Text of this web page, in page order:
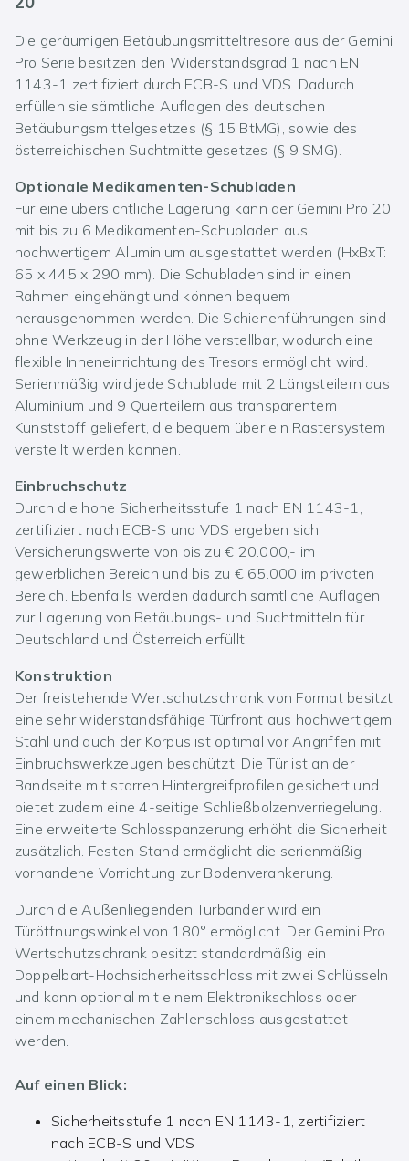
Die geräumigen Betäubungsmitteltresore aus der Gemini
Pro Serie besitzen den Widerstandsgrad 1 nach EN
1143-1 zertifiziert durch ECB-S und VDS. Dadurch
erfüllen sie sämtliche Auflagen des deutschen
Betäubungsmittelgesetzes (§ 15 BtMG), sowie des
österreichischen Suchtmittelgesetzes (§ 9 SMG).
Optionale Medikamenten-Schubladen
Für eine übersichtliche Lagerung kann der Gemini Pro 20
mit bis zu 6 Medikamenten-Schubladen aus
hochwertigem Aluminium ausgestattet werden (HxBxT:
65 x 445 x 290 mm). Die Schubladen sind in einen
Rahmen eingehängt und können bequem
herausgenommen werden. Die Schienenführungen sind
ohne Werkzeug in der Höhe verstellbar, wodurch eine
flexible Inneneinrichtung des Tresors ermöglicht wird.
Serienmäßig wird jede Schublade mit 2 Längsteilern aus
Aluminium und 9 Querteilern aus transparentem
Kunststoff geliefert, die bequem über ein Rastersystem
verstellt werden können.
Einbruchschutz
Durch die hohe Sicherheitsstufe 1 nach EN 1143-1,
zertifiziert nach ECB-S und VDS ergeben sich
Versicherungswerte von bis zu € 20.000,- im
gewerblichen Bereich und bis zu € 65.000 im privaten
Bereich. Ebenfalls werden dadurch sämtliche Auflagen
zur Lagerung von Betäubungs- und Suchtmitteln für
Deutschland und Österreich erfüllt.
Konstruktion
Der freistehende Wertschutzschrank von Format besitzt
eine sehr widerstandsfähige Türfront aus hochwertigem
Stahl und auch der Korpus ist optimal vor Angriffen mit
Einbruchswerkzeugen beschützt. Die Tür ist an der
Bandseite mit starren Hintergreifprofilen gesichert und
bietet zudem eine 4-seitige Schließbolzenverriegelung.
Eine erweiterte Schlosspanzerung erhöht die Sicherheit
zusätzlich. Festen Stand ermöglicht die serienmäßig
vorhandene Vorrichtung zur Bodenverankerung.
Durch die Außenliegenden Türbänder wird ein
Türöffnungswinkel von 180° ermöglicht. Der Gemini Pro
Wertschutzschrank besitzt standardmäßig ein
Doppelbart-Hochsicherheitsschloss mit zwei Schlüsseln
und kann optional mit einem Elektronikschloss oder
einem mechanischen Zahlenschloss ausgestattet
werden.
Auf einen Blick:
Sicherheitsstufe 1 nach EN 1143-1, zertifiziert
nach ECB-S und VDS